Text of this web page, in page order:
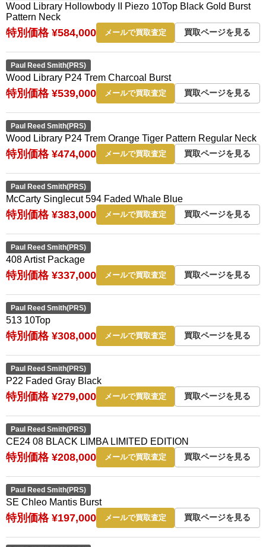
Wood Library Hollowbody II Piezo 10Top Black Gold Burst
Pattern Neck
特別価格 ¥584,000 メールで買取査定 買取ページを見る
Paul Reed Smith(PRS)
Wood Library P24 Trem Charcoal Burst
特別価格 ¥539,000 メールで買取査定 買取ページを見る
Paul Reed Smith(PRS)
Wood Library P24 Trem Orange Tiger Pattern Regular Neck
特別価格 ¥474,000 メールで買取査定 買取ページを見る
Paul Reed Smith(PRS)
McCarty Singlecut 594 Faded Whale Blue
特別価格 ¥383,000 メールで買取査定 買取ページを見る
Paul Reed Smith(PRS)
408 Artist Package
特別価格 ¥337,000 メールで買取査定 買取ページを見る
Paul Reed Smith(PRS)
513 10Top
特別価格 ¥308,000 メールで買取査定 買取ページを見る
Paul Reed Smith(PRS)
P22 Faded Gray Black
特別価格 ¥279,000 メールで買取査定 買取ページを見る
Paul Reed Smith(PRS)
CE24 08 BLACK LIMBA LIMITED EDITION
特別価格 ¥208,000 メールで買取査定 買取ページを見る
Paul Reed Smith(PRS)
SE Chleo Mantis Burst
特別価格 ¥197,000 メールで買取査定 買取ページを見る